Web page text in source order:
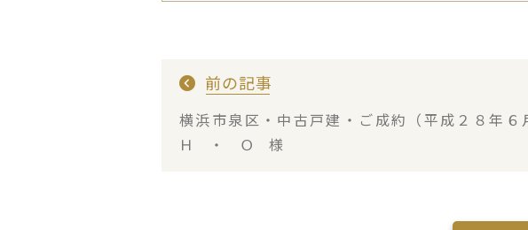
前の記事
横浜市泉区・中古戸建・ご成約（平成２８年
Ｈ ・ Ｏ 様